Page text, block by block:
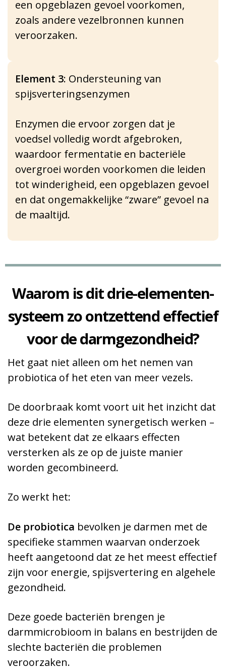
een opgeblazen gevoel voorkomen,
zoals andere vezelbronnen kunnen
veroorzaken.
Element 3: Ondersteuning van
spijsverteringsenzymen
Enzymen die ervoor zorgen dat je
voedsel volledig wordt afgebroken,
waardoor fermentatie en bacteriële
overgroei worden voorkomen die leiden
tot winderigheid, een opgeblazen gevoel
en dat ongemakkelijke “zware” gevoel na
de maaltijd.
Waarom is dit drie-elementen-
systeem zo ontzettend effectief
voor de darmgezondheid?
Het gaat niet alleen om het nemen van
probiotica of het eten van meer vezels.
De doorbraak komt voort uit het inzicht dat
deze drie elementen synergetisch werken –
wat betekent dat ze elkaars effecten
versterken als ze op de juiste manier
worden gecombineerd.
Zo werkt het:
De probiotica bevolken je darmen met de
specifieke stammen waarvan onderzoek
heeft aangetoond dat ze het meest effectief
zijn voor energie, spijsvertering en algehele
gezondheid.
Deze goede bacteriën brengen je
darmmicrobioom in balans en bestrijden de
slechte bacteriën die problemen
veroorzaken.